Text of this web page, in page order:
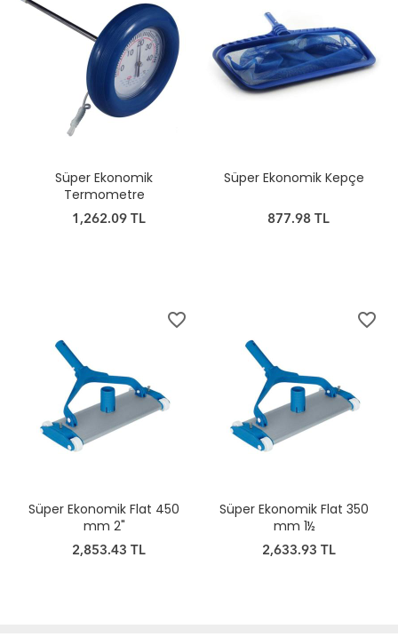
Süper Ekonomik
Termometre
1,262.09 TL
Süper Ekonomik Kepçe
877.98 TL
favorite_border
Süper Ekonomik Flat 450
mm 2"
2,853.43 TL
favorite_border
Süper Ekonomik Flat 350
mm 1½
2,633.93 TL